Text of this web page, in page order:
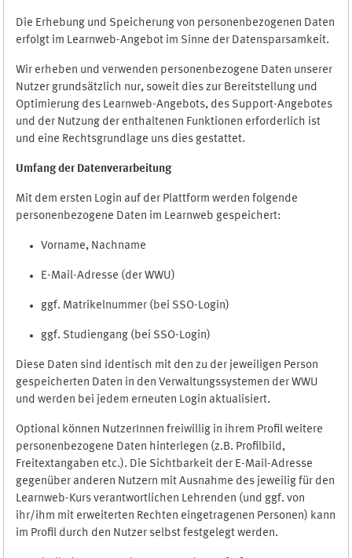
Die Erhebung und Speicherung von personenbezogenen Daten
erfolgt im Learnweb-Angebot im Sinne der Datensparsamkeit.
Wir erheben und verwenden personenbezogene Daten unserer
Nutzer grundsätzlich nur, soweit dies zur Bereitstellung und
Optimierung des Learnweb-Angebots, des Support-Angebotes
und der Nutzung der enthaltenen Funktionen erforderlich ist
und eine Rechtsgrundlage uns dies gestattet.
Umfang der Datenverarbeitung
Mit dem ersten Login auf der Plattform werden folgende
personenbezogene Daten im Learnweb gespeichert:
Vorname, Nachname
E-Mail-Adresse (der WWU)
ggf. Matrikelnummer (bei SSO-Login)
ggf. Studiengang (bei SSO-Login)
Diese Daten sind identisch mit den zu der jeweiligen Person
gespeicherten Daten in den Verwaltungssystemen der WWU
und werden bei jedem erneuten Login aktualisiert.
Optional können NutzerInnen freiwillig in ihrem Profil weitere
personenbezogene Daten hinterlegen (z.B. Profilbild,
Freitextangaben etc.). Die Sichtbarkeit der E-Mail-Adresse
gegenüber anderen Nutzern mit Ausnahme des jeweilig für den
Learnweb-Kurs verantwortlichen Lehrenden (und ggf. von
ihr/ihm mit erweiterten Rechten eingetragenen Personen) kann
im Profil durch den Nutzer selbst festgelegt werden.